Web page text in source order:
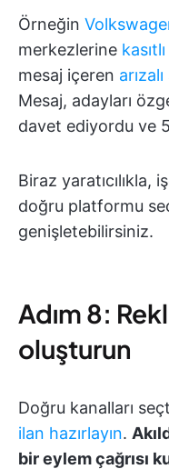
Örneğin
merkezlerine
mesaj içeren
Mesaj, adayları
davet ediyordu ve
Biraz yaratıcılıkla,
doğru platformu
genişletebilirsiniz.
Adım 8:
oluşturun
Doğru kanalları
ilan hazırlayın.
bir eylem çağrısı